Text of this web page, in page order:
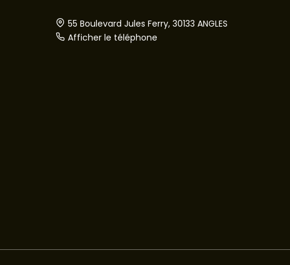
55 Boulevard Jules Ferry, 30133 ANGLES
Afficher le téléphone